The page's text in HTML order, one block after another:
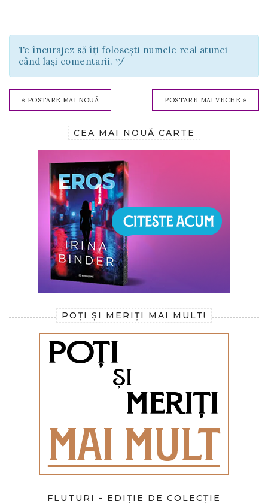
Te încurajez să îți folosești numele real atunci
când lași comentarii. ヅ
« POSTARE MAI NOUĂ POSTARE MAI VECHE »
CEA MAI NOUĂ CARTE
POȚI ȘI MERIȚI MAI MULT!
FLUTURI - EDIȚIE DE COLECȚIE